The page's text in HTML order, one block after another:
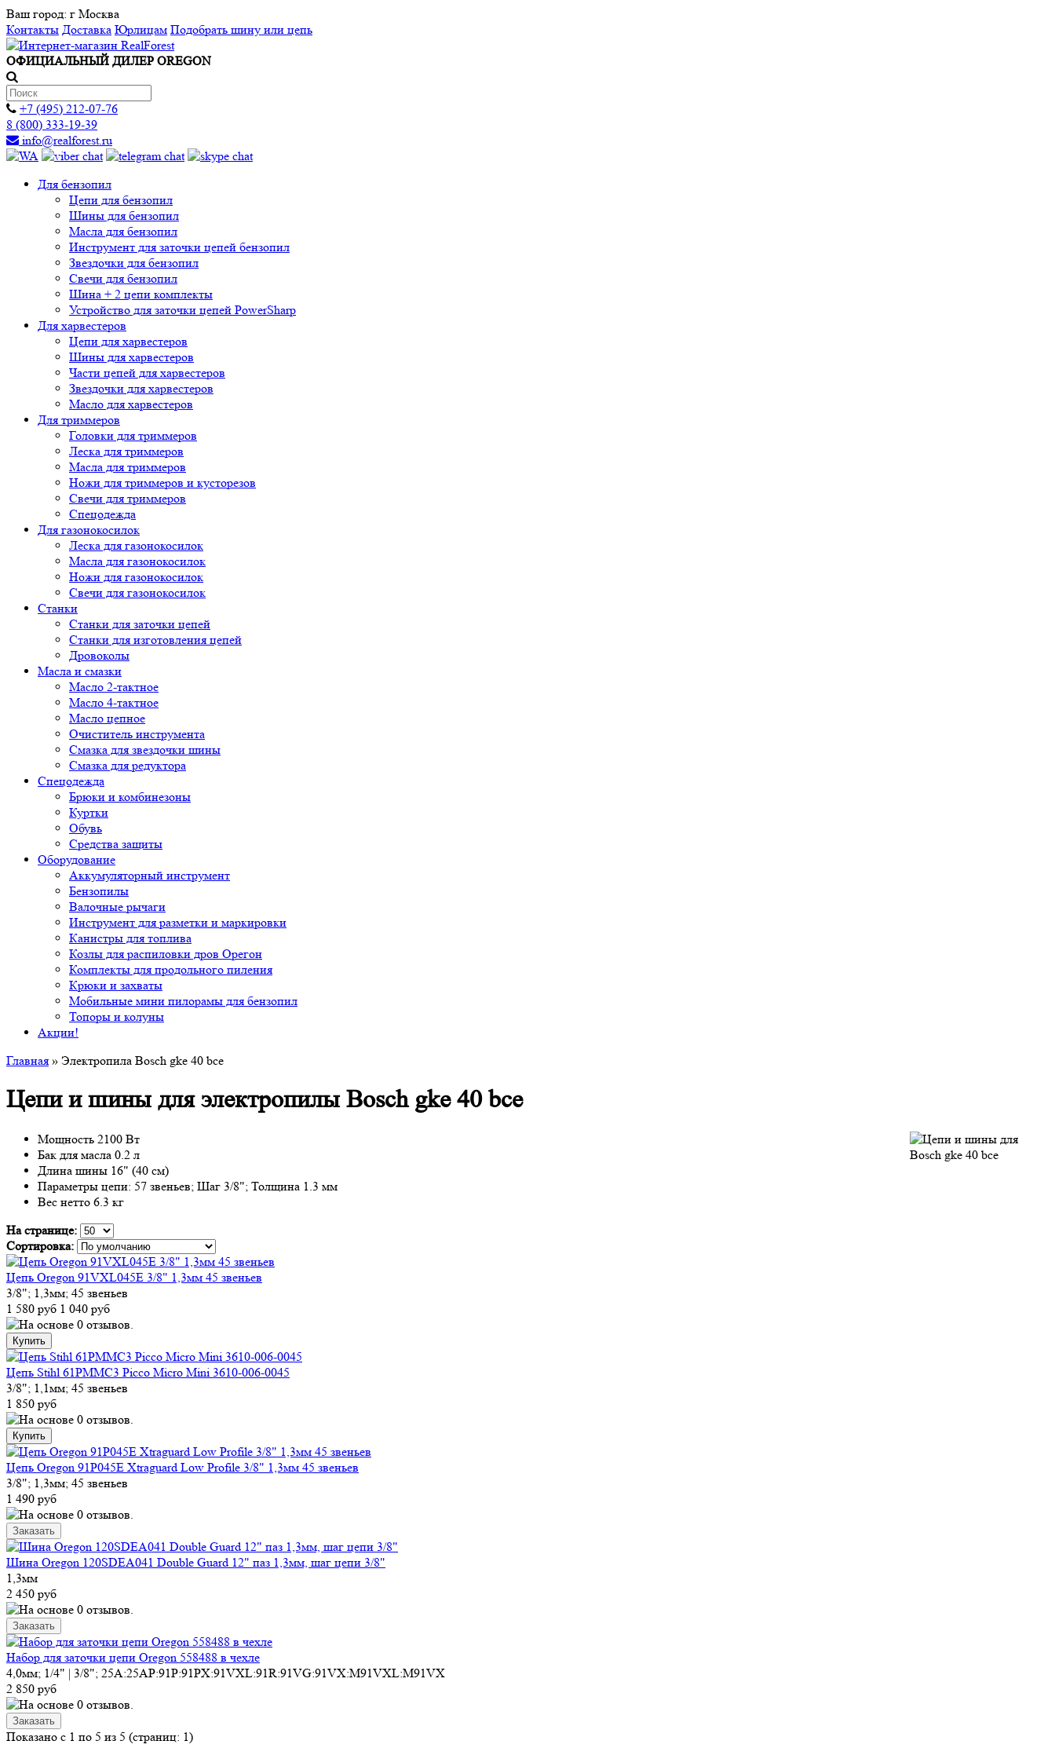
Ваш город: г Москва
Контакты Доставка Юрлицам Подобрать шину или цепь
ОФИЦИАЛЬНЫЙ ДИЛЕР OREGON
+7 (495) 212-07-76
8 (800) 333-19-39
info@realforest.ru
Для бензопил
Цепи для бензопил
Шины для бензопил
Масла для бензопил
Инструмент для заточки цепей бензопил
Звездочки для бензопил
Свечи для бензопил
Шина + 2 цепи комплекты
Устройство для заточки цепей PowerSharp
Для харвестеров
Цепи для харвестеров
Шины для харвестеров
Части цепей для харвестеров
Звездочки для харвестеров
Масло для харвестеров
Для триммеров
Головки для триммеров
Леска для триммеров
Масла для триммеров
Ножи для триммеров и кусторезов
Свечи для триммеров
Спецодежда
Для газонокосилок
Леска для газонокосилок
Масла для газонокосилок
Ножи для газонокосилок
Свечи для газонокосилок
Станки
Cтанки для заточки цепей
Станки для изготовления цепей
Дровоколы
Масла и смазки
Масло 2-тактное
Масло 4-тактное
Масло цепное
Очиститель инструмента
Смазка для звездочки шины
Смазка для редуктора
Спецодежда
Брюки и комбинезоны
Куртки
Обувь
Средства защиты
Оборудование
Аккумуляторный инструмент
Бензопилы
Валочные рычаги
Инструмент для разметки и маркировки
Канистры для топлива
Козлы для распиловки дров Орегон
Комплекты для продольного пиления
Крюки и захваты
Мобильные мини пилорамы для бензопил
Топоры и колуны
Акции!
Главная » Электропила Bosch gke 40 bce
Цепи и шины для электропилы Bosch gke 40 bce
Мощность 2100 Вт
Бак для масла 0.2 л
Длина шины 16" (40 см)
Параметры цепи: 57 звеньев; Шаг 3/8"; Толщина 1.3 мм
Вес нетто 6.3 кг
На странице:
Сортировка:
Цепь Oregon 91VXL045E 3/8" 1,3мм 45 звеньев
3/8"; 1,3мм; 45 звеньев
1 580 руб 1 040 руб
Цепь Stihl 61PMMC3 Picco Micro Mini 3610-006-0045
3/8"; 1,1мм; 45 звеньев
1 850 руб
Цепь Oregon 91P045E Xtraguard Low Profile 3/8" 1,3мм 45 звеньев
3/8"; 1,3мм; 45 звеньев
1 490 руб
Шина Oregon 120SDEA041 Double Guard 12" паз 1,3мм, шаг цепи 3/8"
1,3мм
2 450 руб
Набор для заточки цепи Oregon 558488 в чехле
4,0мм; 1/4" | 3/8"; 25A:25AP:91P:91PX:91VXL:91R:91VG:91VX:M91VXL:M91VX
2 850 руб
Показано с 1 по 5 из 5 (страниц: 1)